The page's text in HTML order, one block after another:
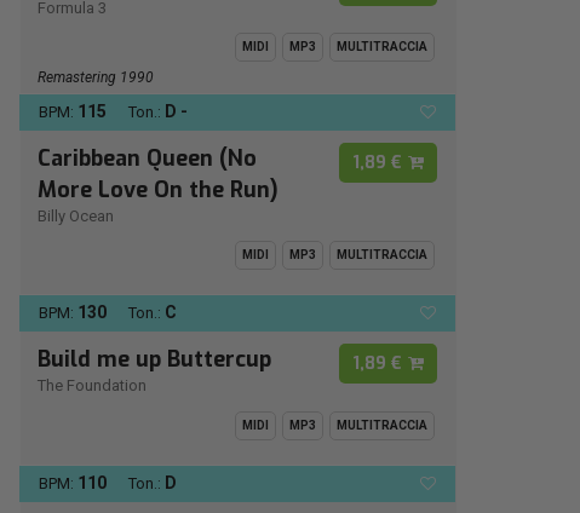
Formula 3
MIDI MP3 MULTITRACCIA
Remastering 1990
BPM: 115 Ton.: D -
Caribbean Queen (No
More Love On the Run)
Billy Ocean
1,89 €
MIDI MP3 MULTITRACCIA
BPM: 130 Ton.: C
Build me up Buttercup
The Foundation
1,89 €
MIDI MP3 MULTITRACCIA
BPM: 110 Ton.: D